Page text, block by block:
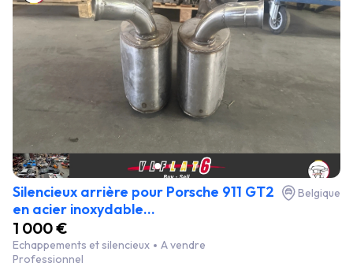
Silencieux arrière pour Porsche 911 GT2
en acier inoxydable...
Belgique
1 000 €
Echappements et silencieux
A vendre
Professionnel